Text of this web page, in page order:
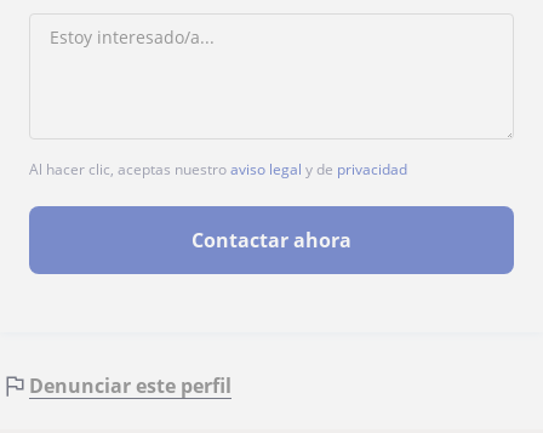
Al hacer clic, aceptas nuestroaviso legal y de privacidad
Contactar ahora
Denunciar este perfil